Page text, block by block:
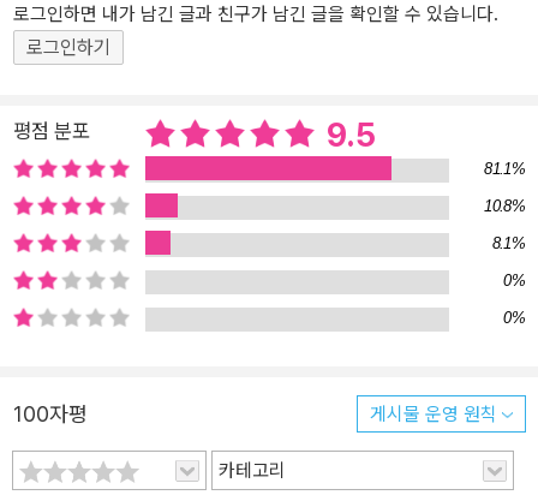
외 항공사 승무원을 꿈꾸는 지원자, 해외 취업을 희망하는 사람들에
게 인생의 성공 비법서가 될 것이다. 5성급 항공사 승무원의 시크릿
1등 영어 강사가 된 공부 비법 ★ 국내외 항공사 합격을 위한 승무원
면접 스킬 8가지 ★ 외국 항공사 영어 면접 노하우 ★ 외국 항공사 실
제 합격 사례 ‘나처럼 영어와 담을 쌓고 지냈던 사람이 외국 항공사 취
업에 성공한 경우는 없을까?’ 영알못, 무스펙도 외국인 기업에 당당하
게 합격할 수 있다는 희망의 메신저! 값진 성공의 열매는 이 책을 읽고
당장 실천하는 사람의 몫이다. 이 책의 작가는 대학교 4학년 시절에
‘외국 항공사 승무원’이라는 꿈을 가졌다. 하지만 설렘도 잠시, 승무원
던 ‘영알못(영어를 알지 못하는 자)’이었기 때문이다. 영어를 처음부
터 차근차근 공부하는 방법 외에 다른 공부 방법은 알지 못했다. 그러
다 문득 이런 생각이 들었다. ‘나처럼 영어와 담을 쌓고 지냈던 사람이
로그인하면 내가 남긴 글과 친구가 남긴 글을 확인할 수 있습니다.
로그인하기
평점 분포 9.5
81.1%
10.8%
8.1%
0%
0%
100자평 게시물 운영 원칙
카테고리